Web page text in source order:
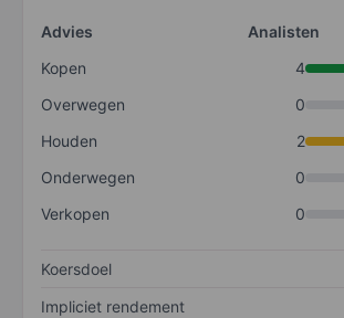
Advies
Analisten
Kopen
4
Overwegen
0
Houden
2
Onderwegen
0
Verkopen
0
Koersdoel
Impliciet rendement